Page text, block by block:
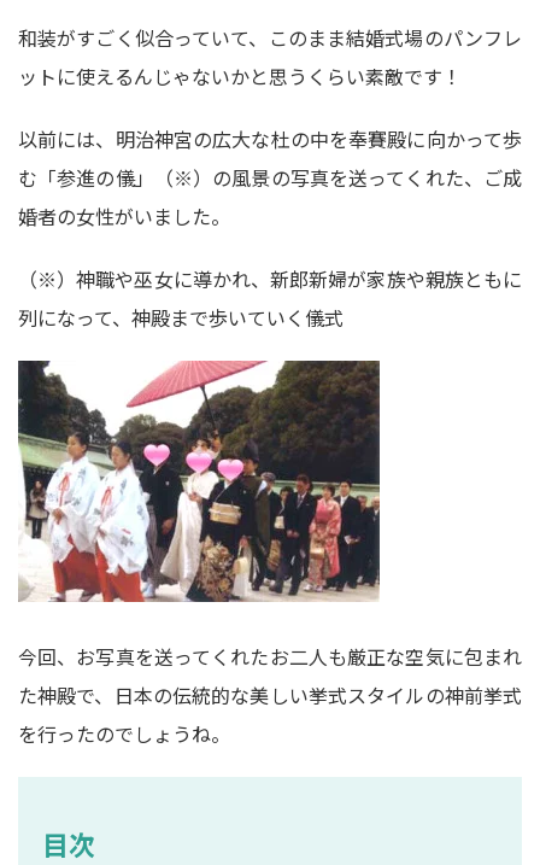
和装がすごく似合っていて、このまま結婚式場のパンフレ
ットに使えるんじゃないかと思うくらい素敵です！
以前には、明治神宮の広大な杜の中を奉賽殿に向かって歩
む「参進の儀」（※）の風景の写真を送ってくれた、ご成
婚者の女性がいました。
（※）神職や巫女に導かれ、新郎新婦が家族や親族ともに
列になって、神殿まで歩いていく儀式
今回、お写真を送ってくれたお二人も厳正な空気に包まれ
た神殿で、日本の伝統的な美しい挙式スタイルの神前挙式
を行ったのでしょうね。
目次